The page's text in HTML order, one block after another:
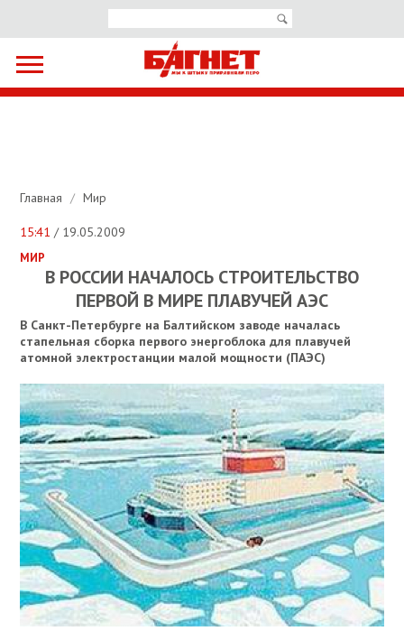
Главная / Мир
15:41 / 19.05.2009
МИР
В РОССИИ НАЧАЛОСЬ СТРОИТЕЛЬСТВО
ПЕРВОЙ В МИРЕ ПЛАВУЧЕЙ АЭС
В Санкт-Петербурге на Балтийском заводе началась
стапельная сборка первого энергоблока для плавучей
атомной электростанции малой мощности (ПАЭС)